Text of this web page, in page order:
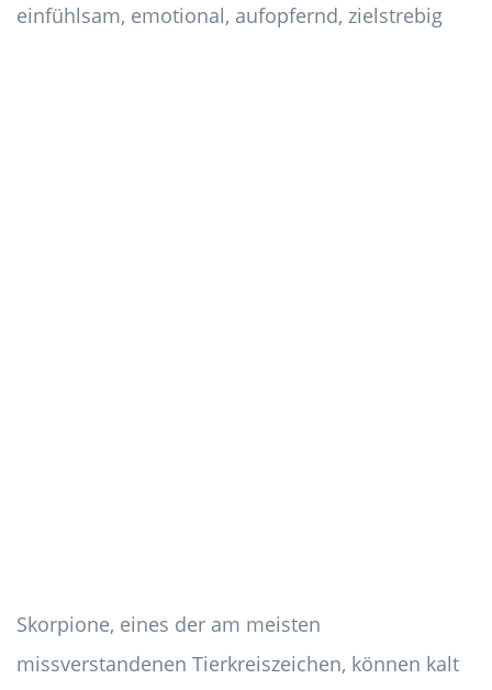
einfühlsam, emotional, aufopfernd, zielstrebig
Skorpione, eines der am meisten
missverstandenen Tierkreiszeichen, können kalt